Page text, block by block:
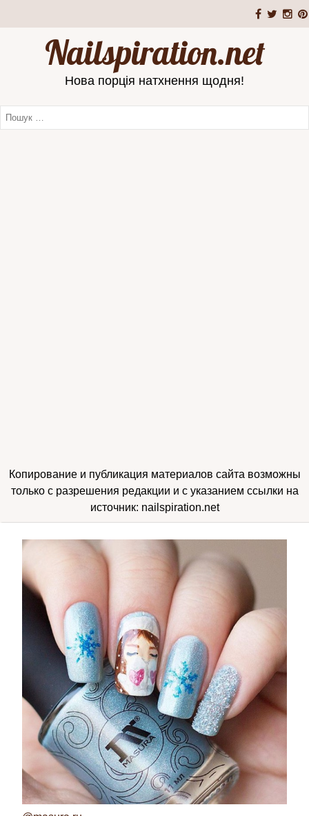
Nailspiration.net
Нова порція натхнення щодня!
Копирование и публикация материалов сайта возможны
только с разрешения редакции и с указанием ссылки на
источник: nailspiration.net